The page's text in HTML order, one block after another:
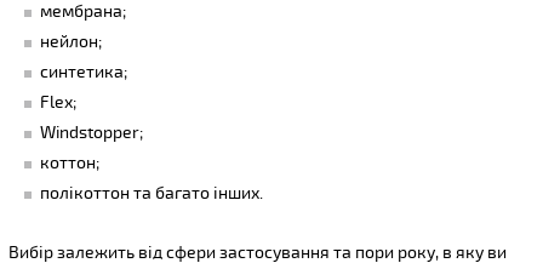
мембрана;
нейлон;
синтетика;
Flex;
Windstopper;
коттон;
полікоттон та багато інших.
Вибір залежить від сфери застосування та пори року, в яку ви